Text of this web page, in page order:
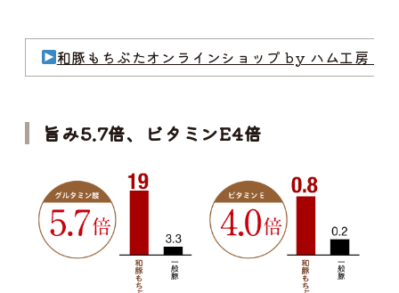
和豚もちぶたオンラインショップ by ハム工房 ぐ
旨み5.7倍、ビタミンE4倍